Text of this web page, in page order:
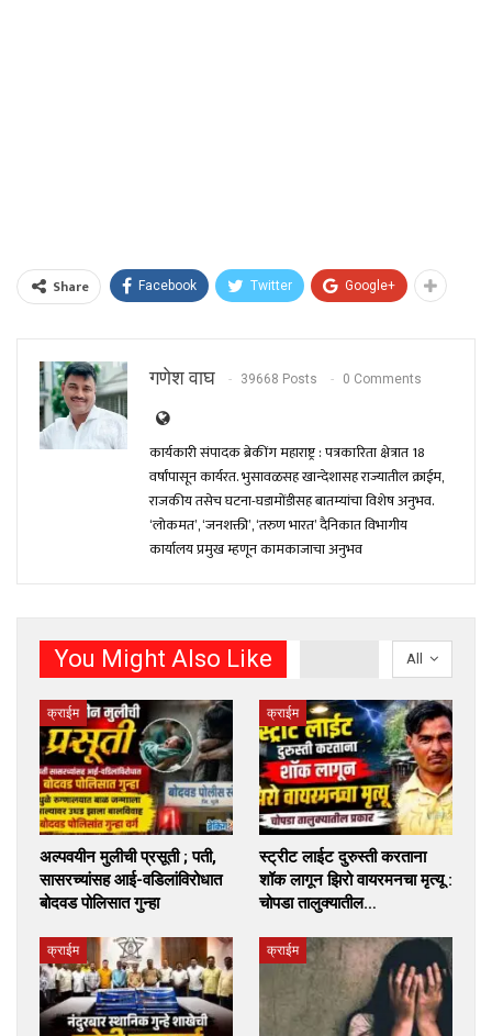
Share Facebook Twitter Google+
गणेश वाघ 39668 Posts 0 Comments
कार्यकारी संपादक ब्रेकींग महाराष्ट्र : पत्रकारिता क्षेत्रात 18
वर्षांपासून कार्यरत. भुसावळसह खान्देशासह राज्यातील क्राईम,
राजकीय तसेच घटना-घडामोंडीसह बातम्यांचा विशेष अनुभव.
‘लोकमत’, ‘जनशक्ती’, ‘तरुण भारत’ दैनिकात विभागीय
कार्यालय प्रमुख म्हणून कामकाजाचा अनुभव
All
You Might Also Like
क्राईम
अल्पवयीन मुलीची प्रसूती ; पती,
सासरच्यांसह आई-वडिलांविरोधात
बोदवड पोलिसात गुन्हा
क्राईम
स्ट्रीट लाईट दुरुस्ती करताना
शॉक लागून झिरो वायरमनचा मृत्यू :
चोपडा तालुक्यातील…
क्राईम क्राईम